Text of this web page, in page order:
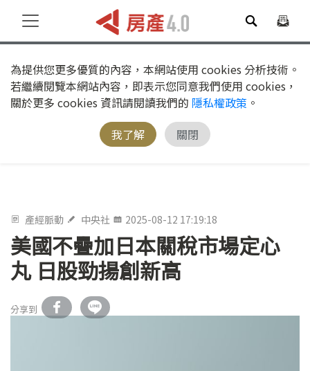
為提供您更多優質的內容，本網站使用 cookies 分析技術。
若繼續閱覽本網站內容，即表示您同意我們使用 cookies，
關於更多 cookies 資訊請閱讀我們的 隱私權政策 。
我了解
關閉
產經脈動 中央社 2025-08-12 17:19:18
美國不疊加日本關稅市場定心
丸 日股勁揚創新高
分享到